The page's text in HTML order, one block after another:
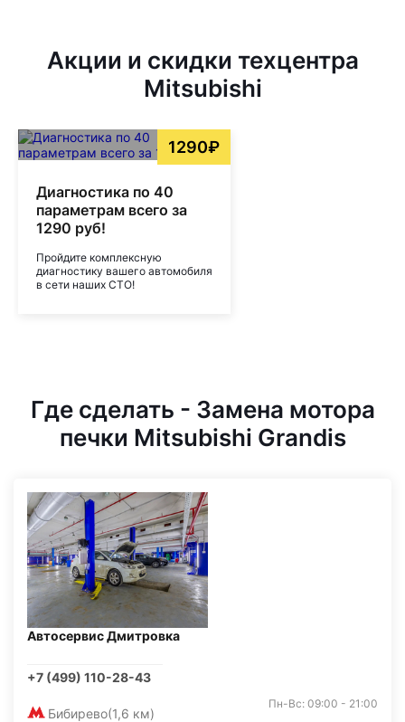
Акции и скидки техцентра
Mitsubishi
1290₽
Диагностика по 40
параметрам всего за
1290 руб!
Пройдите комплексную
диагностику вашего автомобиля
в сети наших СТО!
Где сделать - Замена мотора
печки Mitsubishi Grandis
Автосервис Дмитровка
+7 (499) 110-28-43
Бибирево(1,6 км)
Пн-Вс: 09:00 - 21:00